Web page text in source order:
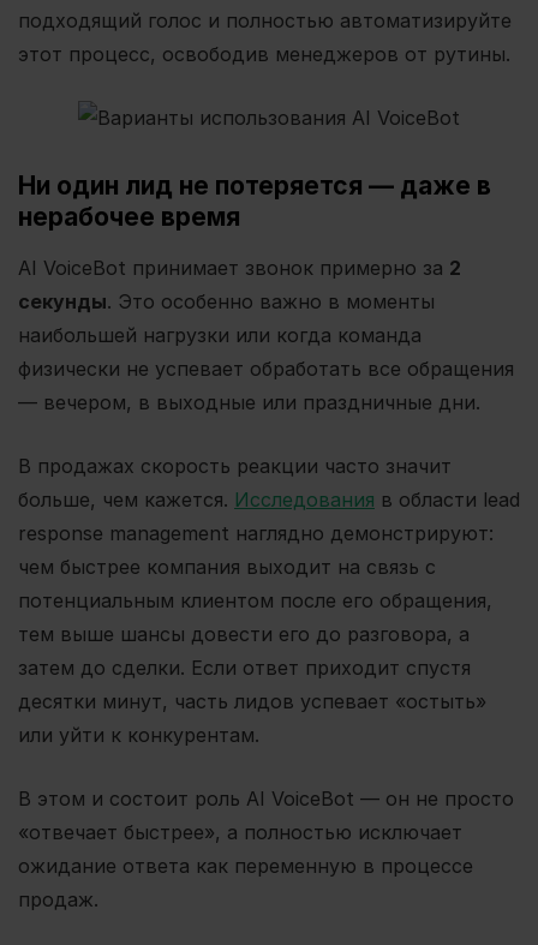
подходящий голос и полностью автоматизируйте
этот процесс, освободив менеджеров от рутины.
Ни один лид не потеряется — даже в
нерабочее время
AI VoiceBot принимает звонок примерно за 2
секунды. Это особенно важно в моменты
наибольшей нагрузки или когда команда
физически не успевает обработать все обращения
— вечером, в выходные или праздничные дни.
В продажах скорость реакции часто значит
больше, чем кажется. Исследования в области lead
response management наглядно демонстрируют:
чем быстрее компания выходит на связь с
потенциальным клиентом после его обращения,
тем выше шансы довести его до разговора, а
затем до сделки. Если ответ приходит спустя
десятки минут, часть лидов успевает «остыть»
или уйти к конкурентам.
В этом и состоит роль AI VoiceBot — он не просто
«отвечает быстрее», а полностью исключает
ожидание ответа как переменную в процессе
продаж.